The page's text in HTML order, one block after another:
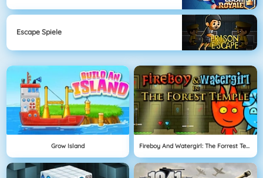
Escape Spiele
Grow Island Fireboy And Watergirl: The Forrest Temple